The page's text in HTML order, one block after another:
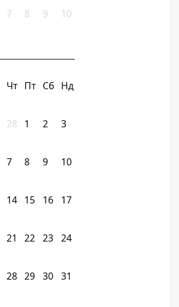
7 8 9 10
Чт Пт Сб Нд
28 1 2 3
7 8 9 10
14 15 16 17
21 22 23 24
28 29 30 31